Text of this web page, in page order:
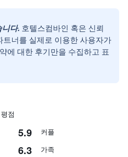
다. 호텔스컴바인 혹은 신뢰
트너를 실제로 이용한 사용자가
에 대한 후기만을 수집하고 표
점
5.9 커플
6.3 가족